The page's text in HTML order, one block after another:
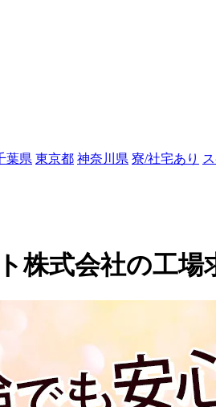
葉県 東京都 神奈川県 寮/社宅あり
株式会社の工場